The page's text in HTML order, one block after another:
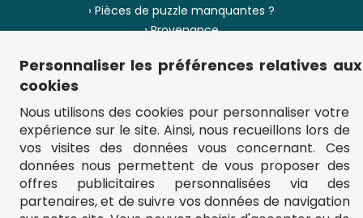
› Pièces de puzzle manquantes ?
› Provenance
› Plan du site
** Frais d'envoi = 6,95 € (France) / gratuit à partir de 45 €.
fou-de-puzzle.com : le site référence pour acheter des puzzles de
qualité à bon prix.
© Fou-de-puzzle.com 2011 - 2026
Personnaliser les préférences relatives aux
cookies
Nous utilisons des cookies pour personnaliser votre
expérience sur le site. Ainsi, nous recueillons lors de
vos visites des données vous concernant. Ces
données nous permettent de vous proposer des
offres publicitaires personnalisées via des
partenaires, et de suivre vos données de navigation